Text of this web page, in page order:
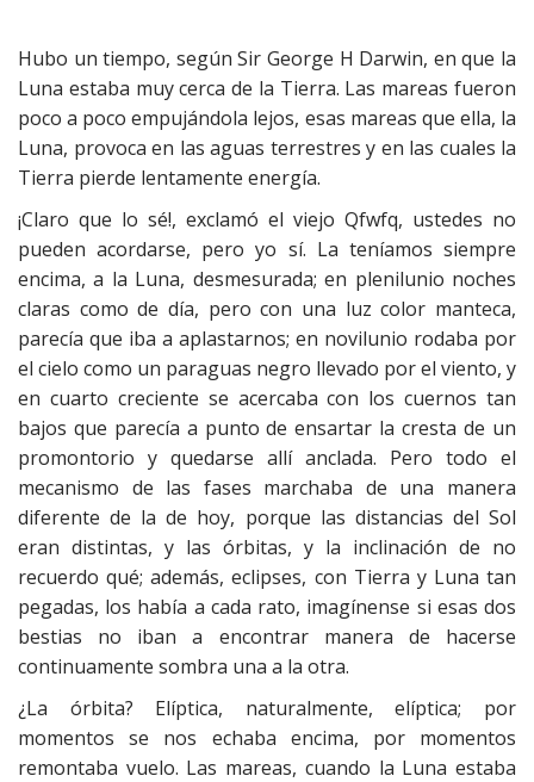
Hubo un tiempo, según Sir George H Darwin, en que la
Luna estaba muy cerca de la Tierra. Las mareas fueron
poco a poco empujándola lejos, esas mareas que ella, la
Luna, provoca en las aguas terrestres y en las cuales la
Tierra pierde lentamente energía.
¡Claro que lo sé!, exclamó el viejo Qfwfq, ustedes no
pueden acordarse, pero yo sí. La teníamos siempre
encima, a la Luna, desmesurada; en plenilunio noches
claras como de día, pero con una luz color manteca,
parecía que iba a aplastarnos; en novilunio rodaba por
el cielo como un paraguas negro llevado por el viento, y
en cuarto creciente se acercaba con los cuernos tan
bajos que parecía a punto de ensartar la cresta de un
promontorio y quedarse allí anclada. Pero todo el
mecanismo de las fases marchaba de una manera
diferente de la de hoy, porque las distancias del Sol
eran distintas, y las órbitas, y la inclinación de no
recuerdo qué; además, eclipses, con Tierra y Luna tan
pegadas, los había a cada rato, imagínense si esas dos
bestias no iban a encontrar manera de hacerse
continuamente sombra una a la otra.
¿La órbita? Elíptica, naturalmente, elíptica; por
momentos se nos echaba encima, por momentos
remontaba vuelo. Las mareas, cuando la Luna estaba